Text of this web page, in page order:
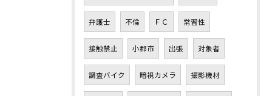
弁護士 不倫 ＦＣ 常習性
接触禁止 小郡市 出張 対象者
調査バイク 暗視カメラ 撮影機材